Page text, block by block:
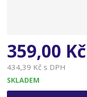
359,00 Kč
434,39 Kč s DPH
SKLADEM